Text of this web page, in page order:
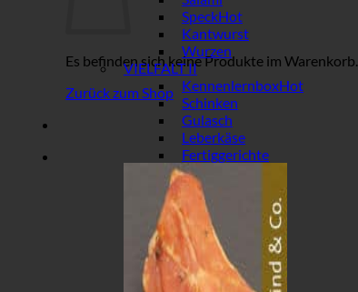
Es befinden sich keine Produkte im Warenkorb.
Zurück zum Shop
Speck
Kantwurst
Wurzen
VIELFALT II
Kennenlernbox
Schinken
Gulasch
Leberkäse
Fertiggerichte